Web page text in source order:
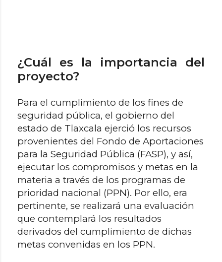
¿Cuál es la importancia del
proyecto?
Para el cumplimiento de los fines de
seguridad pública, el gobierno del
estado de Tlaxcala ejerció los recursos
provenientes del Fondo de Aportaciones
para la Seguridad Pública (FASP), y así,
ejecutar los compromisos y metas en la
materia a través de los programas de
prioridad nacional (PPN). Por ello, era
pertinente, se realizará una evaluación
que contemplará los resultados
derivados del cumplimiento de dichas
metas convenidas en los PPN.